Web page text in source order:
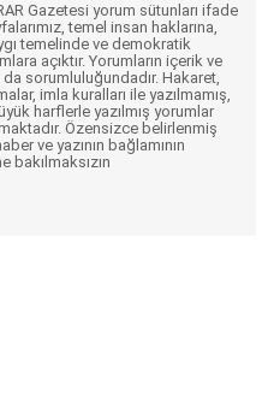
Gazetesi yorum sütunları ifade
temel insan haklarına,
temelinde ve demokratik
açıktır. Yorumların içerik ve
sorumluluğundadır. Hakaret,
imla kuralları ile yazılmamış,
harflerle yazılmış yorumlar
Özensizce belirlenmiş
ve yazının bağlamının
bakılmaksızın